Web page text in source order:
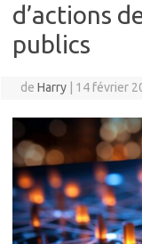
d’actions
publics
de Harry 14 février